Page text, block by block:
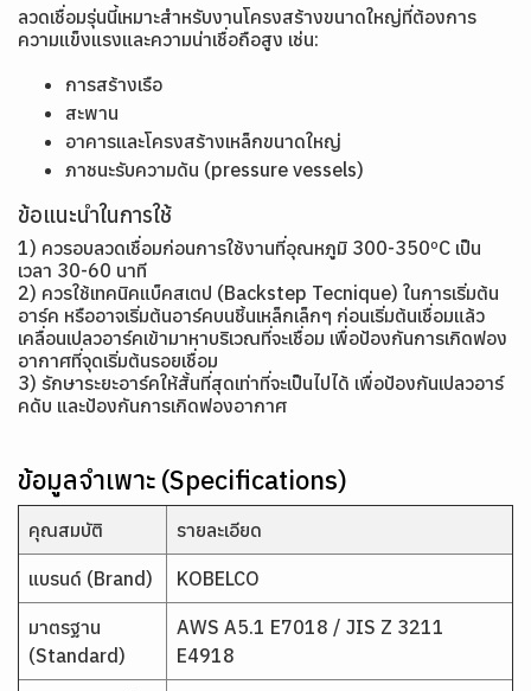
ลวดเชื่อมรุ่นนี้เหมาะสำหรับงานโครงสร้างขนาดใหญ่ที่ต้องการ
ความแข็งแรงและความน่าเชื่อถือสูง เช่น:
การสร้างเรือ
สะพาน
อาคารและโครงสร้างเหล็กขนาดใหญ่
ภาชนะรับความดัน (pressure vessels)
ข้อแนะนำในการใช้
1) ควรอบลวดเชื่อมก่อนการใช้งานที่อุณหภูมิ 300-350ºC เป็น
เวลา 30-60 นาที
2) ควรใช้เทคนิคแบ็คสเตป (Backstep Tecnique) ในการเริ่มต้น
อาร์ค หรืออาจเริ่มต้นอาร์คบนชิ้นเหล็กเล็กๆ ก่อนเริ่มต้นเชื่อมแล้ว
เคลื่อนเปลวอาร์คเข้ามาหาบริเวณที่จะเชื่อม เพื่อป้องกันการเกิดฟอง
อากาศที่จุดเริ่มต้นรอยเชื่อม
3) รักษาระยะอาร์คให้สั้นที่สุดเท่าที่จะเป็นไปได้ เพื่อป้องกันเปลวอาร์
คดับ และป้องกันการเกิดฟองอากาศ
ข้อมูลจำเพาะ (Specifications)
คุณสมบัติ รายละเอียด
แบรนด์ (Brand) KOBELCO
มาตรฐาน
(Standard)
AWS A5.1 E7018 / JIS Z 3211
E4918